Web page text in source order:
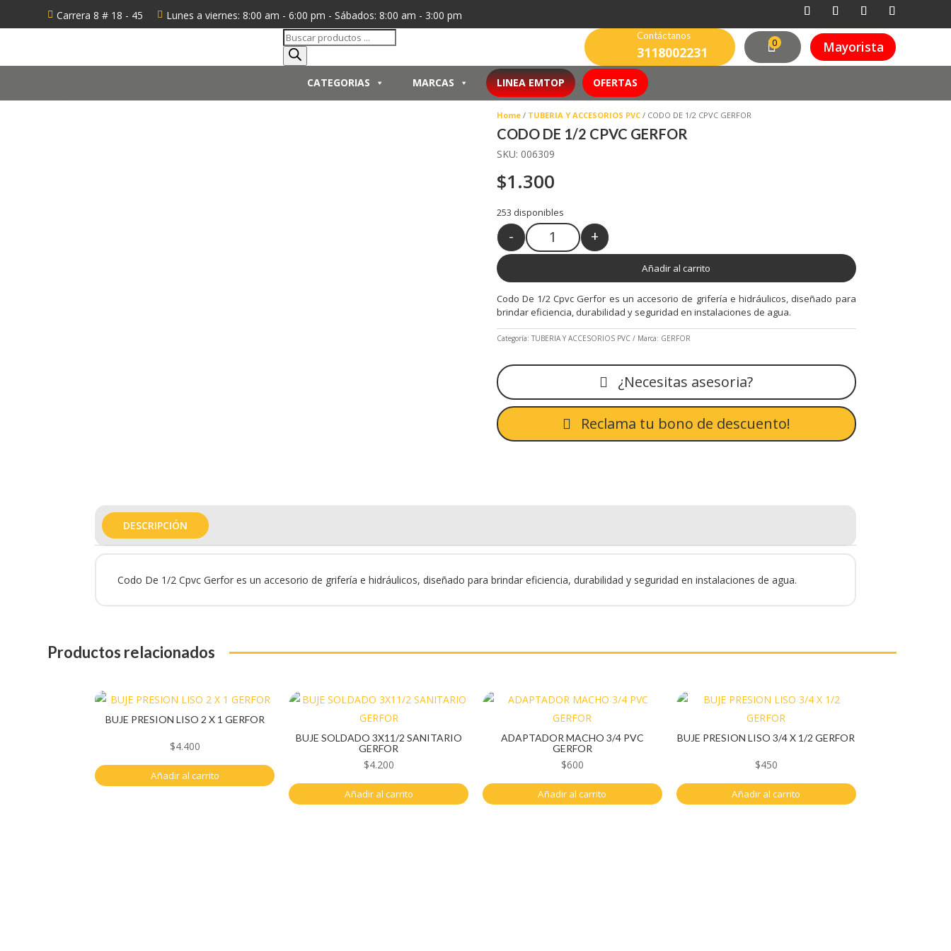
 Carrera 8 # 18 - 45  Lunes a viernes: 8:00 am - 6:00 pm - Sábados: 8:00 am - 3:00 pm
Búsqueda
de
productos
Contáctanos
3118002231
0 Mayorista
CATEGORIAS MARCAS LINEA EMTOP OFERTAS
Home/ TUBERIA Y ACCESORIOS PVC/ CODO DE 1/2 CPVC GERFOR
CODO DE 1/2 CPVC GERFOR
SKU: 006309
$1.300
253 disponibles
Quantity
- +
Añadir al carrito
Codo De 1/2 Cpvc Gerfor es un accesorio de grifería e hidráulicos, diseñado para
brindar eficiencia, durabilidad y seguridad en instalaciones de agua.
Categoría: TUBERIA Y ACCESORIOS PVC Marca: GERFOR
¿Necesitas asesoria?
Reclama tu bono de descuento!
DESCRIPCIÓN
Codo De 1/2 Cpvc Gerfor es un accesorio de grifería e hidráulicos, diseñado para brindar eficiencia, durabilidad y seguridad en instalaciones de agua.
Productos relacionados
BUJE PRESION LISO 2 X 1 GERFOR
$4.400
Añadir al carrito
BUJE SOLDADO 3X11/2 SANITARIO
GERFOR
$4.200
Añadir al carrito
ADAPTADOR MACHO 3/4 PVC
GERFOR
$600
Añadir al carrito
BUJE PRESION LISO 3/4 X 1/2 GERFOR
$450
Añadir al carrito